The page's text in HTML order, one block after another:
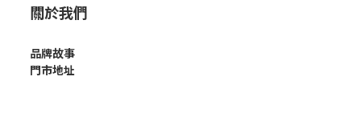
關於我們
品牌故事
門市地址